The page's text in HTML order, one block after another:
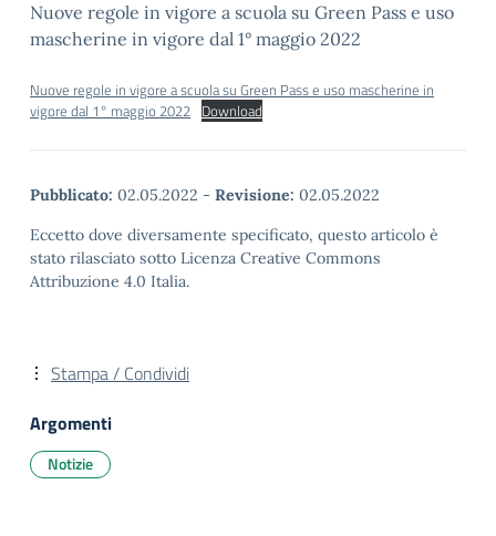
Nuove regole in vigore a scuola su Green Pass e uso
mascherine in vigore dal 1° maggio 2022
Nuove regole in vigore a scuola su Green Pass e uso mascherine in
vigore dal 1° maggio 2022 Download
Pubblicato: 02.05.2022 - Revisione: 02.05.2022
Eccetto dove diversamente specificato, questo articolo è
stato rilasciato sotto Licenza Creative Commons
Attribuzione 4.0 Italia.
Stampa / Condividi
Argomenti
Notizie